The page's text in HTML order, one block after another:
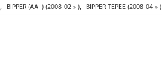
, BIPPER (AA_) (2008-02 » ), BIPPER TEPEE (2008-04 » )